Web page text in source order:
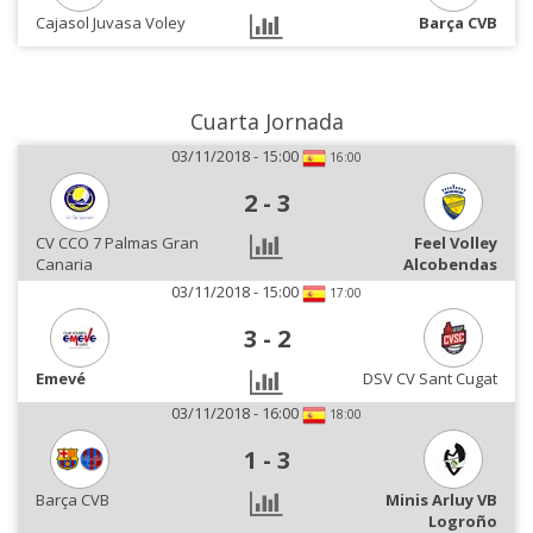
Cajasol Juvasa Voley Barça CVB
Cuarta Jornada
03/11/2018 - 15:00 16:00
2 - 3
CV CCO 7 Palmas Gran
Canaria
Feel Volley
Alcobendas
03/11/2018 - 15:00
17:00
3 - 2
Emevé
DSV CV Sant Cugat
03/11/2018 - 16:00
18:00
1 - 3
Barça CVB
Minis Arluy VB
Logroño